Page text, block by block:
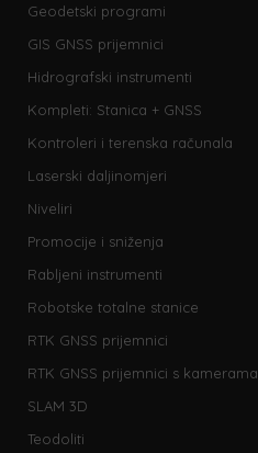
Geodetski programi
GIS GNSS prijemnici
Hidrografski instrumenti
Kompleti: Stanica + GNSS
Kontroleri i terenska računala
Laserski daljinomjeri
Niveliri
Promocije i sniženja
Rabljeni instrumenti
Robotske totalne stanice
RTK GNSS prijemnici
RTK GNSS prijemnici s kamerama
SLAM 3D
Teodoliti